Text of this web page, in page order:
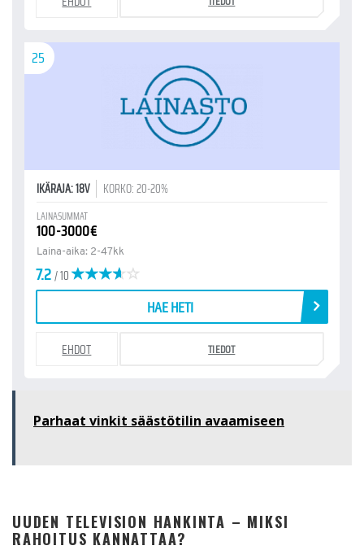
25
IKÄRAJA: 18V KORKO: 20-20%
LAINASUMMAT
100-3000€
Laina-aika: 2-47kk
7.2/ 10
HAE HETI
EHDOT TIEDOT
Parhaat vinkit säästötilin avaamiseen
UUDEN TELEVISION HANKINTA – MIKSI
RAHOITUS KANNATTAA?